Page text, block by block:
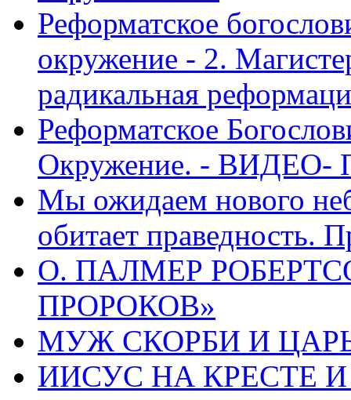
Реформатское
окружение - 2.
радикальная
Реформатское
Окружение. - ВИДЕО-
Мы ожидаем нового
обитает праведность.
О. ПАЛМЕР
ПРОРОКОВ»
МУЖ СКОРБИ И ЦАРЬ
ИИСУС НА КРЕСТЕ